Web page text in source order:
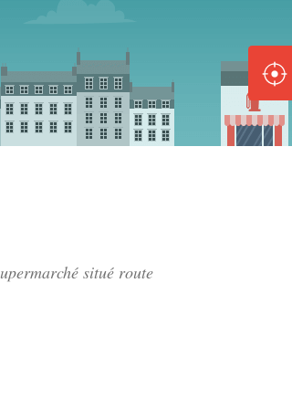
situé route
Épuisé